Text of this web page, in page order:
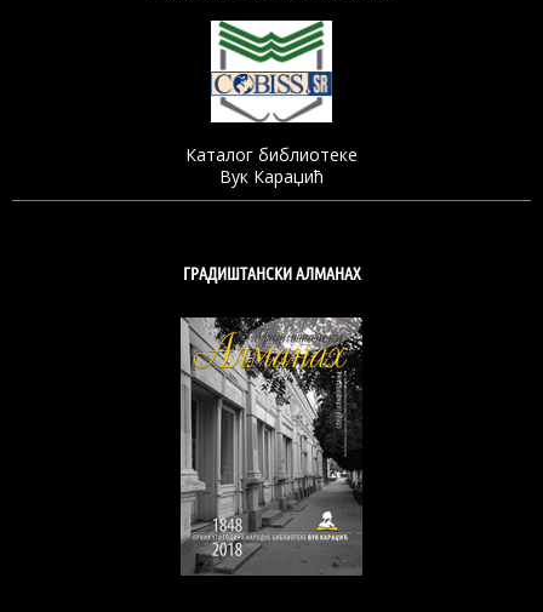
Каталог библиотеке
Вук Караџић
ГРАДИШТАНСКИ АЛМАНАХ